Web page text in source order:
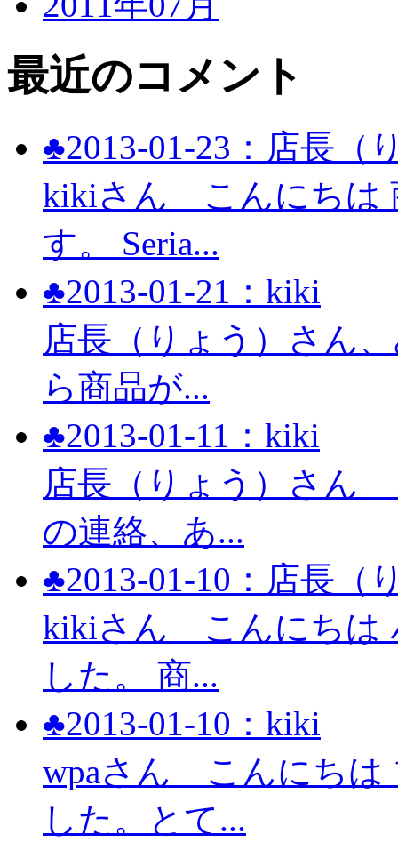
最近のコメント
♣2013-01-23：店長（
kikiさん こんにちは
す。 Seria...
♣2013-01-21：kiki
店長（りょう）さん
ら商品が...
♣2013-01-11：kiki
店長（りょう）さん
の連絡、あ...
♣2013-01-10：店長（
kikiさん こんにちは
した。 商...
♣2013-01-10：kiki
wpaさん こんにちは
した。とて...